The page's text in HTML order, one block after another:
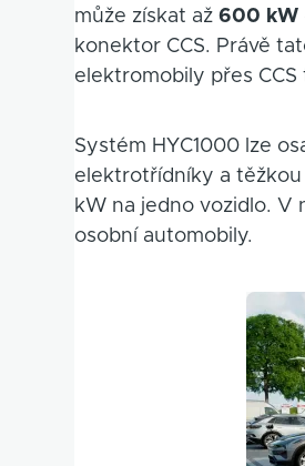
může získat až600 kW
konektor CCS. Právě
elektromobily přes
Systém HYC1000 lze
elektrotřídníky a
kW na jedno vozidlo. V
osobní automobily.